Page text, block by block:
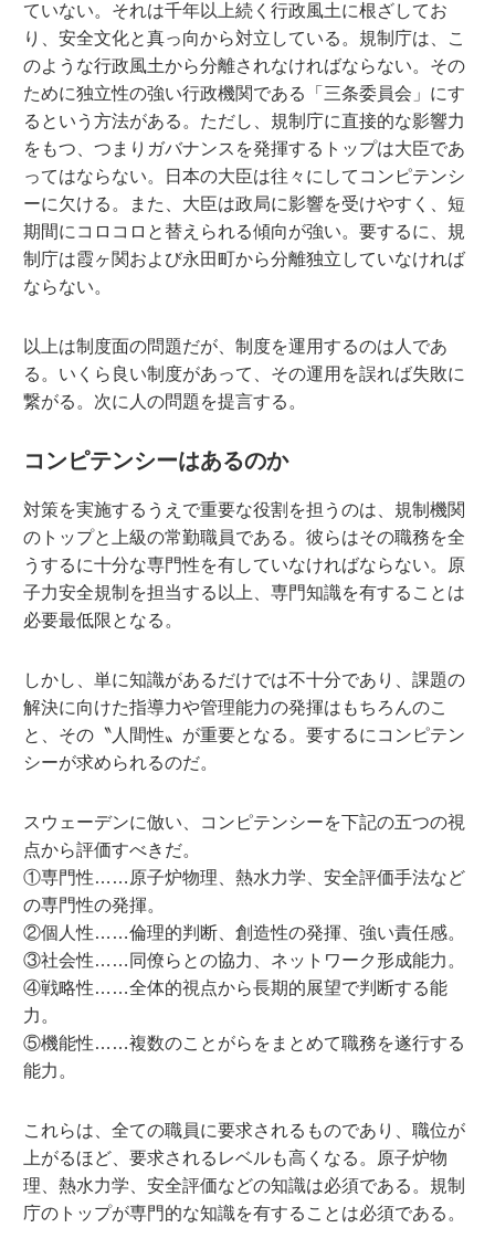
ていない。それは千年以上続く行政風土に根ざしてお
り、安全文化と真っ向から対立している。規制庁は、こ
のような行政風土から分離されなければならない。その
ために独立性の強い行政機関である「三条委員会」にす
るという方法がある。ただし、規制庁に直接的な影響力
をもつ、つまりガバナンスを発揮するトップは大臣であ
ってはならない。日本の大臣は往々にしてコンピテンシ
ーに欠ける。また、大臣は政局に影響を受けやすく、短
期間にコロコロと替えられる傾向が強い。要するに、規
制庁は霞ヶ関および永田町から分離独立していなければ
ならない。
以上は制度面の問題だが、制度を運用するのは人であ
る。いくら良い制度があって、その運用を誤れば失敗に
繋がる。次に人の問題を提言する。
コンピテンシーはあるのか
対策を実施するうえで重要な役割を担うのは、規制機関
のトップと上級の常勤職員である。彼らはその職務を全
うするに十分な専門性を有していなければならない。原
子力安全規制を担当する以上、専門知識を有することは
必要最低限となる。
しかし、単に知識があるだけでは不十分であり、課題の
解決に向けた指導力や管理能力の発揮はもちろんのこ
と、その〝人間性〟が重要となる。要するにコンピテン
シーが求められるのだ。
スウェーデンに倣い、コンピテンシーを下記の五つの視
点から評価すべきだ。
①専門性……原子炉物理、熱水力学、安全評価手法など
の専門性の発揮。
②個人性……倫理的判断、創造性の発揮、強い責任感。
③社会性……同僚らとの協力、ネットワーク形成能力。
④戦略性……全体的視点から長期的展望で判断する能
力。
⑤機能性……複数のことがらをまとめて職務を遂行する
能力。
これらは、全ての職員に要求されるものであり、職位が
上がるほど、要求されるレベルも高くなる。原子炉物
理、熱水力学、安全評価などの知識は必須である。規制
庁のトップが専門的な知識を有することは必須である。